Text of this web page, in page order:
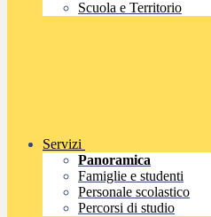
Scuola e Territorio
Servizi
Panoramica
Famiglie e studenti
Personale scolastico
Percorsi di studio